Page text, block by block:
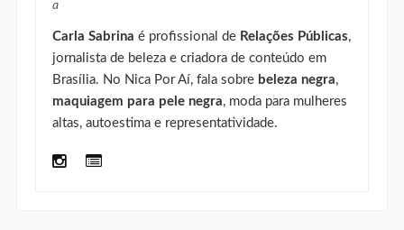
a
Carla Sabrina é profissional de Relações Públicas,
jornalista de beleza e criadora de conteúdo em
Brasília. No Nica Por Aí, fala sobre beleza negra,
maquiagem para pele negra, moda para mulheres
altas, autoestima e representatividade.